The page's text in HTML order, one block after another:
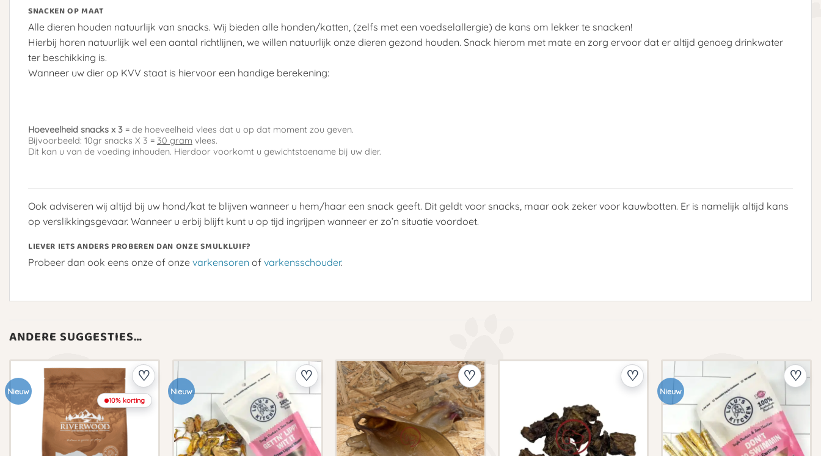
SNACKEN OP MAAT
Alle dieren houden natuurlijk van snacks. Wij bieden alle honden/katten, (zelfs met een voedselallergie) de kans om lekker te snacken!
Hierbij horen natuurlijk wel een aantal richtlijnen, we willen natuurlijk onze dieren gezond houden. Snack hierom met mate en zorg ervoor dat er altijd genoeg drinkwater
ter beschikking is.
Wanneer uw dier op KVV staat is hiervoor een handige berekening:
Hoeveelheid snacks x 3 = de hoeveelheid vlees dat u op dat moment zou geven.
Bijvoorbeeld: 10gr snacks X 3 = 30 gram vlees.
Dit kan u van de voeding inhouden. Hierdoor voorkomt u gewichtstoename bij uw dier.
Ook adviseren wij altijd bij uw hond/kat te blijven wanneer u hem/haar een snack geeft. Dit geldt voor snacks, maar ook zeker voor kauwbotten. Er is namelijk altijd kans
op verslikkingsgevaar. Wanneer u erbij blijft kunt u op tijd ingrijpen wanneer er zo’n situatie voordoet.
LIEVER IETS ANDERS PROBEREN DAN ONZE SMULKLUIF?
Probeer dan ook eens onze of onze varkensoren of varkensschouder.
ANDERE SUGGESTIES…
Nieuw
10% korting
Nieuw Nieuw